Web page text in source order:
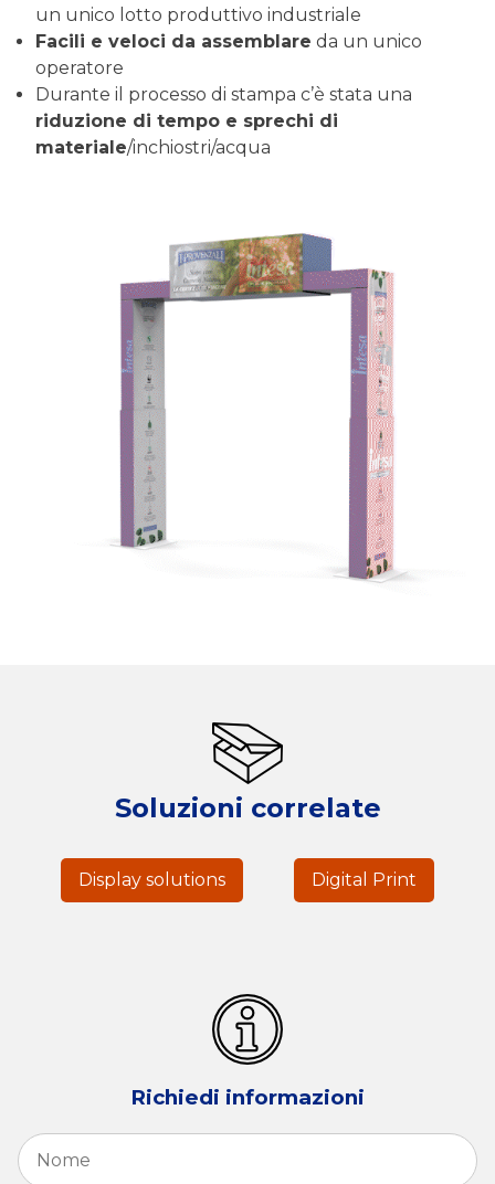
un unico lotto produttivo industriale
Facili e veloci da assemblare da un unico
operatore
Durante il processo di stampa c’è stata una
riduzione di tempo e sprechi di
materiale/inchiostri/acqua
Soluzioni correlate
Display solutions Digital Print
Richiedi informazioni
Nome